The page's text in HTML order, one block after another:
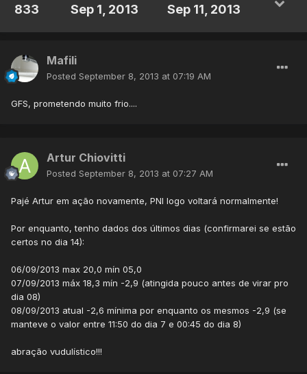
833 Sep 1, 2013 Sep 11, 2013
Mafili
Posted September 8, 2013 at 07:19 AM
GFS, prometendo muito frio....
Artur Chiovitti
Posted September 8, 2013 at 07:27 AM
Pajé Artur em ação novamente, PNI logo voltará normalmente!
Por enquanto, tenho dados dos últimos dias (confirmarei se estão
certos no dia 14):
06/09/2013 max 20,0 mín 05,0
07/09/2013 máx 18,3 mín -2,9 (atingida pouco antes de virar pro
dia 08)
08/09/2013 atual -2,6 mínima por enquanto os mesmos -2,9 (se
manteve o valor entre 11:50 do dia 7 e 00:45 do dia 8)
abração vudulístico!!!